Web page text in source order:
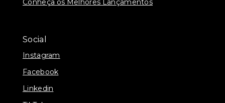
Social
Instagram
Facebook
Linkedin